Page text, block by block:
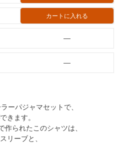
カートに入れる
—
—
ーパジャマセットで、
きます。
られたこのシャツは、
リーブと、